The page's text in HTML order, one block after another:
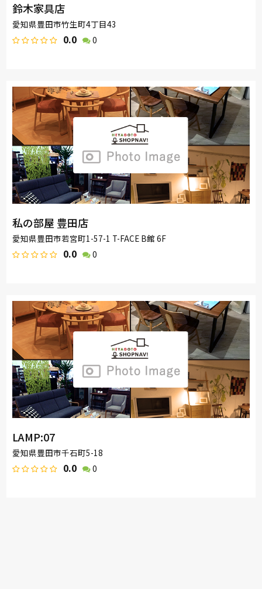
鈴木家具店
愛知県豊田市竹生町4丁目43
0.0 0
私の部屋 豊田店
愛知県豊田市若宮町1-57-1 T-FACE B館 6F
0.0 0
LAMP:07
愛知県豊田市千石町5-18
0.0 0